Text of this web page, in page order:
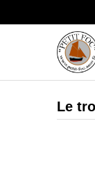
Le